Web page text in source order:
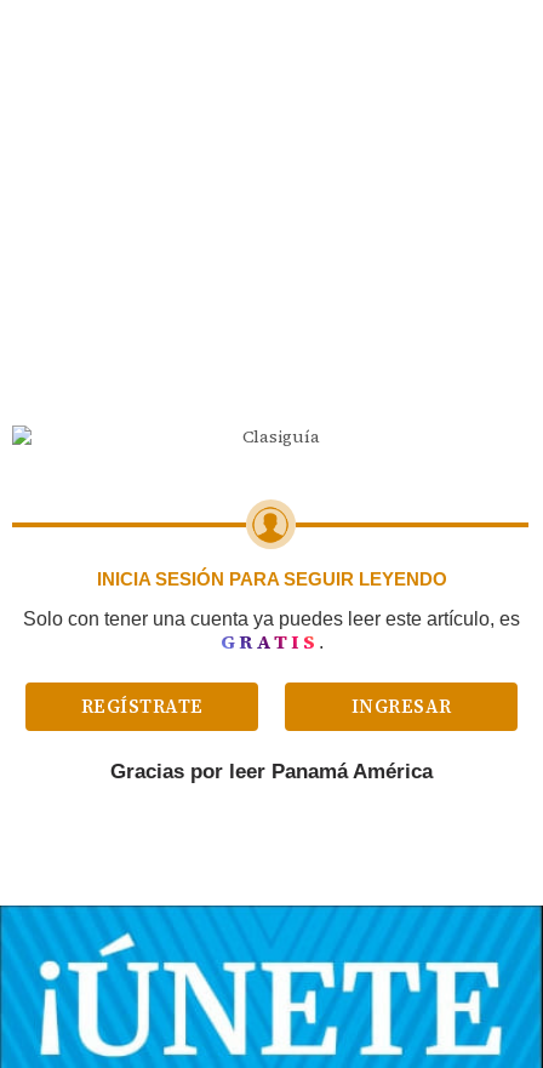
INICIA SESIÓN PARA SEGUIR LEYENDO
Solo con tener una cuenta ya puedes leer este artículo, es
GRATIS .
REGÍSTRATE INGRESAR
Gracias por leer Panamá América